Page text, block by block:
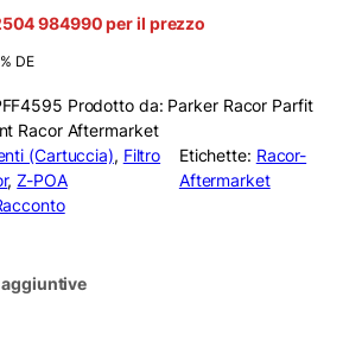
984990 per il prezzo
DE
Prodotto da: Parker Racor Parfit
Racor Aftermarket
(Cartuccia), Filtro
, Z-POA
Etichette: Racor-
Aftermarket